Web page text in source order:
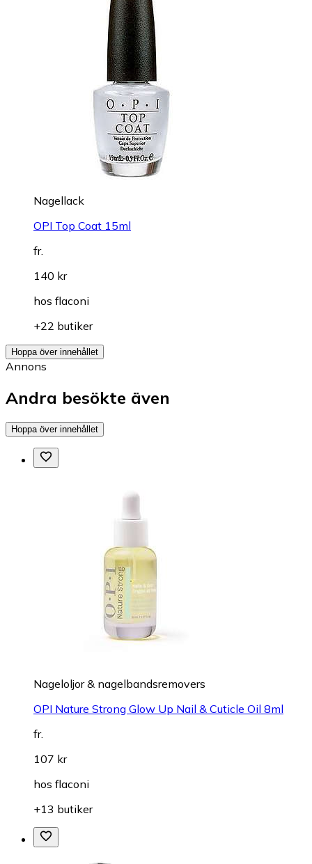
Nagellack
OPI Top Coat 15ml
fr.
140 kr
hos flaconi
+22 butiker
Hoppa över innehållet
Annons
Andra besökte även
Hoppa över innehållet
Nageloljor & nagelbandsremovers
OPI Nature Strong Glow Up Nail & Cuticle Oil 8ml
fr.
107 kr
hos flaconi
+13 butiker